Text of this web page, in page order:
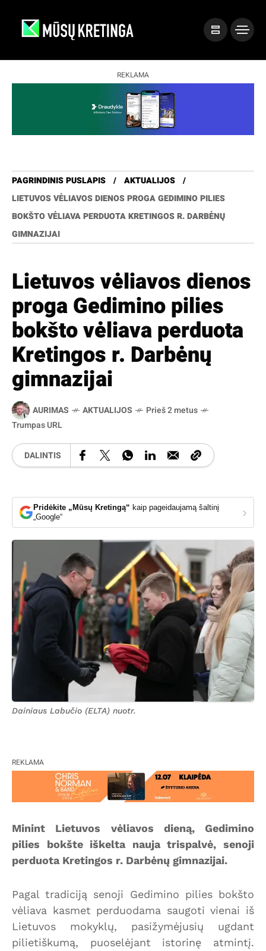
REKLAMA
PAGRINDINIS PUSLAPIS
AKTUALIJOS
LIETUVOS VĖLIAVOS DIENOS PROGA GEDIMINO PILIES
BOKŠTO VĖLIAVA PERDUOTA KRETINGOS R. DARBĖNŲ
GIMNAZIJAI
Lietuvos vėliavos dienos
proga Gedimino pilies
bokšto vėliava perduota
Kretingos r. Darbėnų
gimnazijai
AURIMAS AKTUALIJOS
Prieš 2 metus
Trumpas URL
DALINTIS
Pridėkite „Mūsų Kretingą“ kaip pageidaujamą šaltinį
„Google“
›
Dainiaus Labučio (ELTA) nuotr.
REKLAMA
Minint Lietuvos vėliavos dieną, Gedimino
pilies bokšte iškelta nauja trispalvė, senoji
perduota Kretingos r. Darbėnų gimnazijai.
Pagal tradiciją senoji Gedimino pilies bokšto
vėliava kasmet perduodama saugoti vienai iš
Lietuvos mokyklų, pasižymėjusių ugdant
pilietiškumą, puoselėjant istorinę atmintį.